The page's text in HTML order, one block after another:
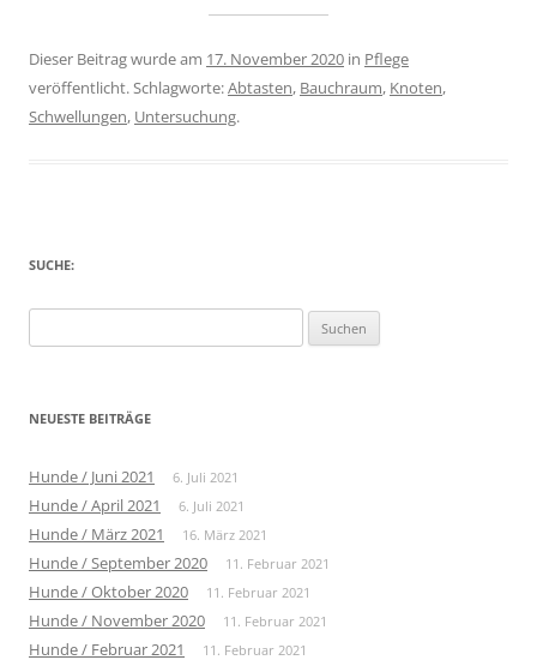
Dieser Beitrag wurde am 17. November 2020 in Pflege
veröffentlicht. Schlagworte:Abtasten, Bauchraum, Knoten,
Schwellungen, Untersuchung.
SUCHE:
nach:
NEUESTE BEITRÄGE
Hunde / Juni 2021 6. Juli 2021
Hunde / April 2021 6. Juli 2021
Hunde / März 2021 16. März 2021
Hunde / September 2020 11. Februar 2021
Hunde / Oktober 2020 11. Februar 2021
Hunde / November 2020 11. Februar 2021
Hunde / Februar 2021 11. Februar 2021